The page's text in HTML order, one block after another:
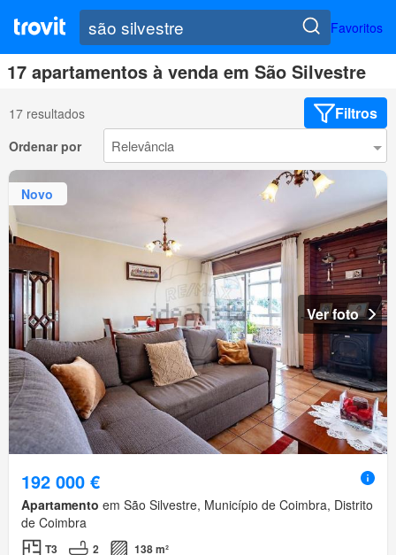
Favoritos
17 apartamentos à venda em São Silvestre
17 resultados Filtros
Ordenar por
Novo
Ver foto
192 000 €
Apartamento em São Silvestre, Município de Coimbra, Distrito
de Coimbra
T3 2 138 m²